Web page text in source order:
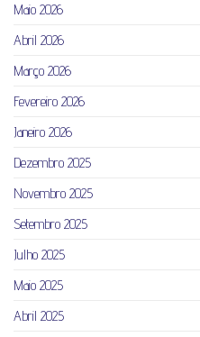
Maio 2026
Abril 2026
Março 2026
Fevereiro 2026
Janeiro 2026
Dezembro 2025
Novembro 2025
Setembro 2025
Julho 2025
Maio 2025
Abril 2025